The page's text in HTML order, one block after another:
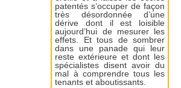
patentés s’occuper de façon
très désordonnée d’une
dérive dont il est loisible
aujourd’hui de mesurer les
effets. Et tous de sombrer
dans une panade qui leur
reste extérieure et dont les
spécialistes disent avoir du
mal à comprendre tous les
tenants et aboutissants.